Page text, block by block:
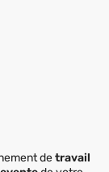
detravail